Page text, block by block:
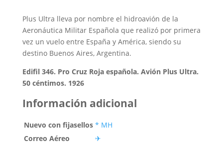
Plus Ultra lleva por nombre el hidroavión de la
Aeronáutica Militar Española que realizó por primera
vez un vuelo entre España y América, siendo su
destino Buenos Aires, Argentina.
Edifil 346. Pro Cruz Roja española. Avión Plus Ultra.
50 céntimos. 1926
Información adicional
Nuevo con fijasellos * MH
Correo Aéreo
✈